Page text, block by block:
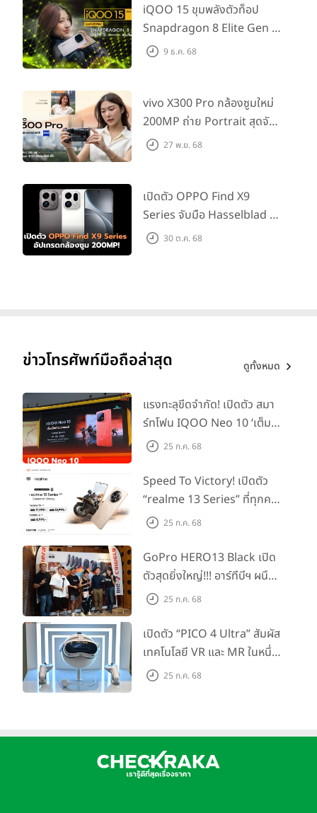
iQOO 15 ขุมพลังตัวท็อป
Snapdragon 8 Elite Gen 5
เล่นลื่นทุกเกม!
9 ธ.ค. 68
vivo X300 Pro กล้องซูมใหม่
200MP ถ่าย Portrait สุดจัด
ต่อเลนส์เสริมได้!
27 พ.ย. 68
เปิดตัว OPPO Find X9
Series จับมือ Hasselblad อัป
เกรดกล้องซูม 200MP!
30 ต.ค. 68
ข่าวโทรศัพท์มือถือล่าสุด ดูทั้งหมด
แรงทะลุขีดจำกัด! เปิดตัว สมา
ร์ทโฟน IQOO Neo 10 ‘เต็ม
แม็กซ์ในทุกแมตช์’ ในราคาเริ่ม
25 ก.ค. 68
Speed To Victory! เปิดตัว
“realme 13 Series” ที่ทุกคน
รอคอย อัพเกรดชิปเซ็ตตัวแรง
Dominator แห่งปี! ในราคา
เริ่มต้นเพียง 8,999 บาท
25 ก.ค. 68
GoPro HERO13 Black เปิด
ตัวสุดยิ่งใหญ่!!! อาร์ทีบีฯ ผนึก
กำลัง Big Camera และ
สร้างสรรค์ ‘GoPro...Go Pro
Creators’
25 ก.ค. 68
เปิดตัว “PICO 4 Ultra” สัมผัส
เทคโนโลยี VR และ MR ในหนึ่ง
เดียว ยกระดับการทำงานและ
25 ก.ค. 68